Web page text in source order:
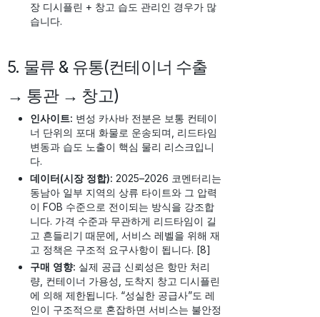
장 디시플린 + 창고 습도 관리인 경우가 많
습니다.
5. 물류 & 유통(컨테이너 수출
→ 통관 → 창고)
인사이트: 변성 카사바 전분은 보통 컨테이
너 단위의 포대 화물로 운송되며, 리드타임
변동과 습도 노출이 핵심 물리 리스크입니
다.
데이터(시장 정합): 2025–2026 코멘터리는
동남아 일부 지역의 상류 타이트와 그 압력
이 FOB 수준으로 전이되는 방식을 강조합
니다. 가격 수준과 무관하게 리드타임이 길
고 흔들리기 때문에, 서비스 레벨을 위해 재
고 정책은 구조적 요구사항이 됩니다. [8]
구매 영향: 실제 공급 신뢰성은 항만 처리
량, 컨테이너 가용성, 도착지 창고 디시플린
에 의해 제한됩니다. “성실한 공급사”도 레
인이 구조적으로 혼잡하면 서비스는 불안정